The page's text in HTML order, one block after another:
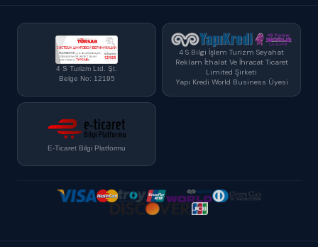
4 S Turizm Ltd. Şt.
Belge No: 12195
4 S Bilgi İşlem Turizm Seyahat
Reklam İthalat Ve İhracat Ticaret
Limited Şirketi
Yapı Kredi World Business Üyesi
E-Ticaret Bilgi Platformu